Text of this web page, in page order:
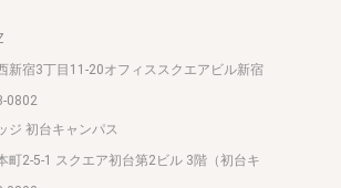
新宿3丁目11-20オフィススクエアビル新宿
0802
ジ 初台キャンパス
町2-5-1 スクエア初台第2ビル 3階（初台キ